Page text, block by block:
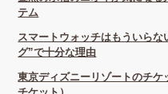
テム
スマートウォッチはもういら
グ”で十分な理由
東京ディズニーリゾートのチ